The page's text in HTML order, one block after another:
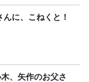
に、こねくと！
、矢作のお父さ